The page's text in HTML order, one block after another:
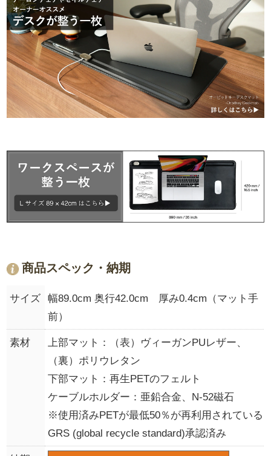
商品スペック・納期
サイズ
幅89.0cm 奥行42.0cm 厚み0.4cm（マット手
前）
素材
上部マット：（表）ヴィーガンPUレザー、
（裏）ポリウレタン
下部マット：再生PETのフェルト
ケーブルホルダー：亜鉛合金、N-52磁石
※使用済みPETが最低50％が再利用されている
GRS (global recycle standard)承認済み